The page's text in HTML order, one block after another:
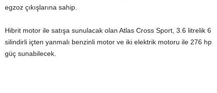
egzoz çıkışlarına sahip.
Hibrit motor ile satışa sunulacak olan Atlas Cross Sport, 3.6 litrelik 6
silindirli içten yanmalı benzinli motor ve iki elektrik motoru ile 276 hp
güç sunabilecek.